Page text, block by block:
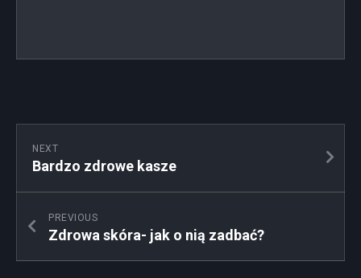
NEXT
Bardzo zdrowe kasze
PREVIOUS
Zdrowa skóra- jak o nią zadbać?